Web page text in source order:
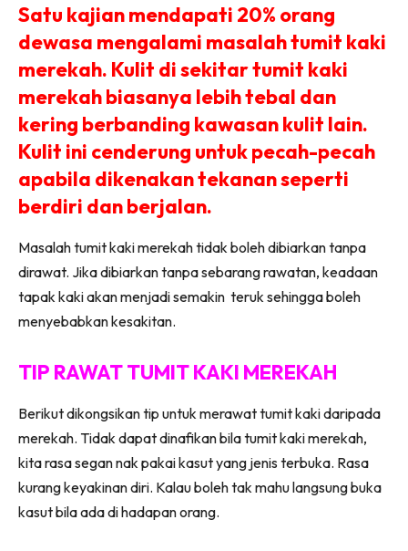
Satu kajian mendapati 20% orang
dewasa mengalami masalah tumit kaki
merekah. Kulit di sekitar tumit kaki
merekah biasanya lebih tebal dan
kering berbanding kawasan kulit lain.
Kulit ini cenderung untuk pecah-pecah
apabila dikenakan tekanan seperti
berdiri dan berjalan.
Masalah tumit kaki merekah tidak boleh dibiarkan tanpa
dirawat. Jika dibiarkan tanpa sebarang rawatan, keadaan
tapak kaki akan menjadi semakin teruk sehingga boleh
menyebabkan kesakitan.
TIP RAWAT TUMIT KAKI MEREKAH
Berikut dikongsikan tip untuk merawat tumit kaki daripada
merekah. Tidak dapat dinafikan bila tumit kaki merekah,
kita rasa segan nak pakai kasut yang jenis terbuka. Rasa
kurang keyakinan diri. Kalau boleh tak mahu langsung buka
kasut bila ada di hadapan orang.